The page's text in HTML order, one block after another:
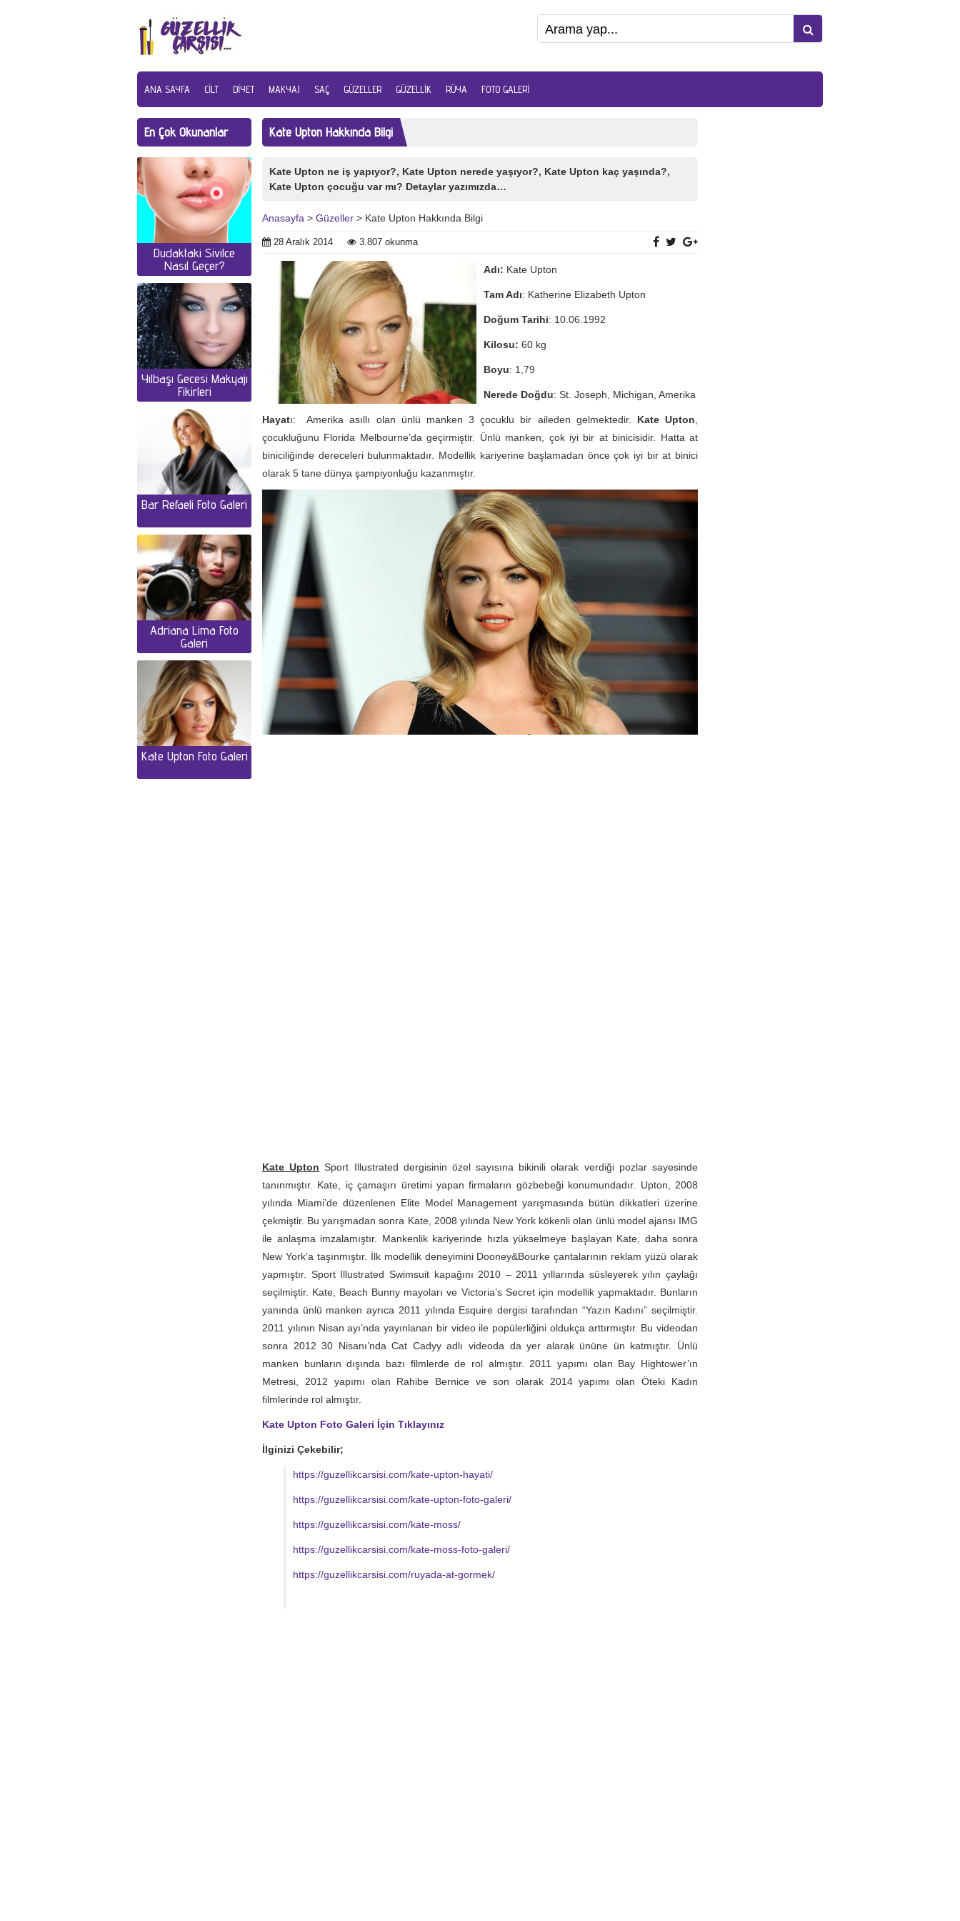
ANA SAYFA CILT DIYET MAKYAJ SAÇ GÜZELLER GÜZELLIK RÜYA FOTO GALERI
Kate Upton Hakkında Bilgi
Kate Upton ne iş yapıyor?, Kate Upton nerede yaşıyor?, Kate Upton kaç yaşında?,
Kate Upton çocuğu var mı? Detaylar yazımızda…
Anasayfa >Güzeller > Kate Upton Hakkında Bilgi
28 Aralık 2014 3.807 okunma
Adı: Kate Upton
Tam Adı: Katherine Elizabeth Upton
Doğum Tarihi: 10.06.1992
Kilosu:60 kg
Boyu: 1,79
Nerede Doğdu: St. Joseph, Michigan, Amerika
Hayatı: Amerika asıllı olan ünlü manken 3 çocuklu bir aileden gelmektedir. Kate Upton
çocukluğunu Florida Melbourne’da geçirmiştir. Ünlü manken, çok iyi bir at binicisidir. Hatta at
biniciliğinde dereceleri bulunmaktadır. Modellik kariyerine başlamadan önce çok iyi bir at binici
olarak 5 tane dünya şampiyonluğu kazanmıştır.
Kate Upton Sport Illustrated dergisinin özel sayısına bikinili olarak verdiği pozlar sayesinde
tanınmıştır. Kate, iç çamaşırı üretimi yapan firmaların gözbebeği konumundadır. Upton, 2008
yılında Miami’de düzenlenen Elite Model Management yarışmasında bütün dikkatleri üzerine
çekmiştir. Bu yarışmadan sonra Kate, 2008 yılında New York kökenli olan ünlü model ajansı IMG
ile anlaşma imzalamıştır. Mankenlik kariyerinde hızla yükselmeye başlayan Kate, daha sonra
New York’a taşınmıştır. İlk modellik deneyimini Dooney&Bourke çantalarının reklam yüzü olarak
yapmıştır. Sport Illustrated Swimsuit kapağını 2010 – 2011 yıllarında süsleyerek yılın çaylağı
seçilmiştir. Kate, Beach Bunny mayoları ve Victoria’s Secret için modellik yapmaktadır. Bunların
yanında ünlü manken ayrıca 2011 yılında Esquire dergisi tarafından “Yazın Kadını” seçilmiştir.
2011 yılının Nisan ayı’nda yayınlanan bir video ile popülerliğini oldukça arttırmıştır. Bu videodan
sonra 2012 30 Nisanı’nda Cat Cadyy adlı videoda da yer alarak ününe ün katmıştır. Ünlü
manken bunların dışında bazı filmlerde de rol almıştır. 2011 yapımı olan Bay Hightower’ın
Metresi, 2012 yapımı olan Rahibe Bernice ve son olarak 2014 yapımı olan Öteki Kadın
filmlerinde rol almıştır.
Kate Upton Foto Galeri İçin Tıklayınız
İlginizi Çekebilir;
https://guzellikcarsisi.com/kate-upton-hayati/
https://guzellikcarsisi.com/kate-upton-foto-galeri/
https://guzellikcarsisi.com/kate-moss/
https://guzellikcarsisi.com/kate-moss-foto-galeri/
https://guzellikcarsisi.com/ruyada-at-gormek/
En Çok Okunanlar
Dudaktaki Sivilce
Nasıl Geçer?
Yılbaşı Gecesi Makyajı
Fikirleri
Bar Refaeli Foto Galeri
Adriana Lima Foto
Galeri
Kate Upton Foto Galeri